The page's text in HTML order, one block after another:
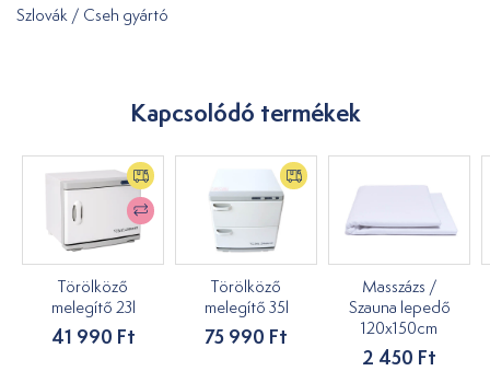
Szlovák / Cseh gyártó
Kapcsolódó termékek
Törölköző
melegítő 23l
41 990 Ft
Törölköző
melegítő 35l
75 990 Ft
Masszázs /
Szauna lepedő
120x150cm
2 450 Ft